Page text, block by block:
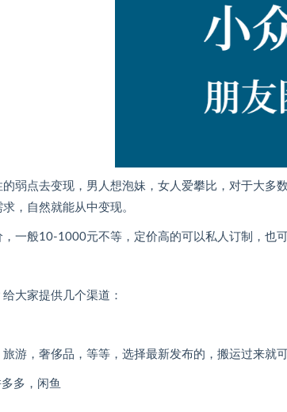
弱点去变现，男人想泡妹，女人爱攀比，对于大
，自然就能从中变现。
，一般10-1000元不等，定价高的可以私人订制，也
大家提供几个渠道：
游，奢侈品，等等，选择最新发布的，搬运过来就
多，闲鱼